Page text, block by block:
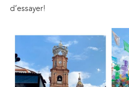
d’essayer!